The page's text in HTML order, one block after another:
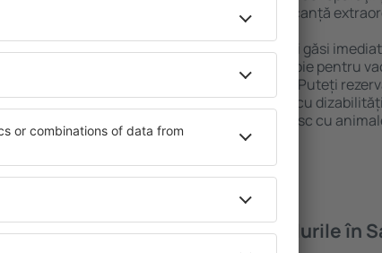
relaxare sau distracţie, garantează o vacanță
Dacă doriţi cazare de lux în Sa Pobla, veţi găsi
se potrivească. Veți găsi tot ce aveți nevoie pentru
călătoria de afaceri la destinația aleasă. Puteți
Sa Pobla cu facilități pentru persoanele cu
copii, precum și pentru cei care călătoresc cu
companie.
Ce fel de facilităţi oferă hotelurile în